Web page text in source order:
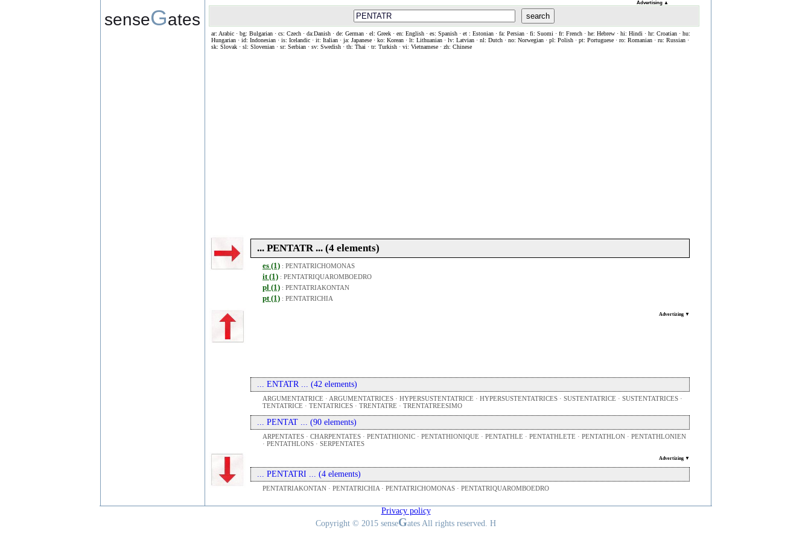
senseGates
Advertising ▲
search
ar: Arabic · bg: Bulgarian · cs: Czech · da:Danish · de: German · el: Greek · en: English · es: Spanish · et : Estonian · fa: Persian · fi: Suomi · fr: French · he: Hebrew · hi: Hindi · hr: Croatian · hu:
Hungarian · id: Indonesian · is: Icelandic · it: Italian · ja: Japanese · ko: Korean · lt: Lithuanian · lv: Latvian · nl: Dutch · no: Norwegian · pl: Polish · pt: Portuguese · ro: Romanian · ru: Russian ·
sk: Slovak · sl: Slovenian · sr: Serbian · sv: Swedish · th: Thai · tr: Turkish · vi: Vietnamese · zh: Chinese
... PENTATR ... (4 elements)
es (1) : PENTATRICHOMONAS
it (1) : PENTATRIQUAROMBOEDRO
pl (1) : PENTATRIAKONTAN
pt (1) : PENTATRICHIA
Advertizing ▼
... ENTATR ... (42 elements)
ARGUMENTATRICE · ARGUMENTATRICES · HYPERSUSTENTATRICE · HYPERSUSTENTATRICES · SUSTENTATRICE · SUSTENTATRICES ·
TENTATRICE · TENTATRICES · TRENTATRE · TRENTATREESIMO
... PENTAT ... (90 elements)
ARPENTATES · CHARPENTATES · PENTATHIONIC · PENTATHIONIQUE · PENTATHLE · PENTATHLETE · PENTATHLON · PENTATHLONIEN
· PENTATHLONS · SERPENTATES
Advertizing ▼
... PENTATRI ... (4 elements)
PENTATRIAKONTAN · PENTATRICHIA · PENTATRICHOMONAS · PENTATRIQUAROMBOEDRO
Privacy policy
Copyright © 2015 senseGates All rights reserved. H